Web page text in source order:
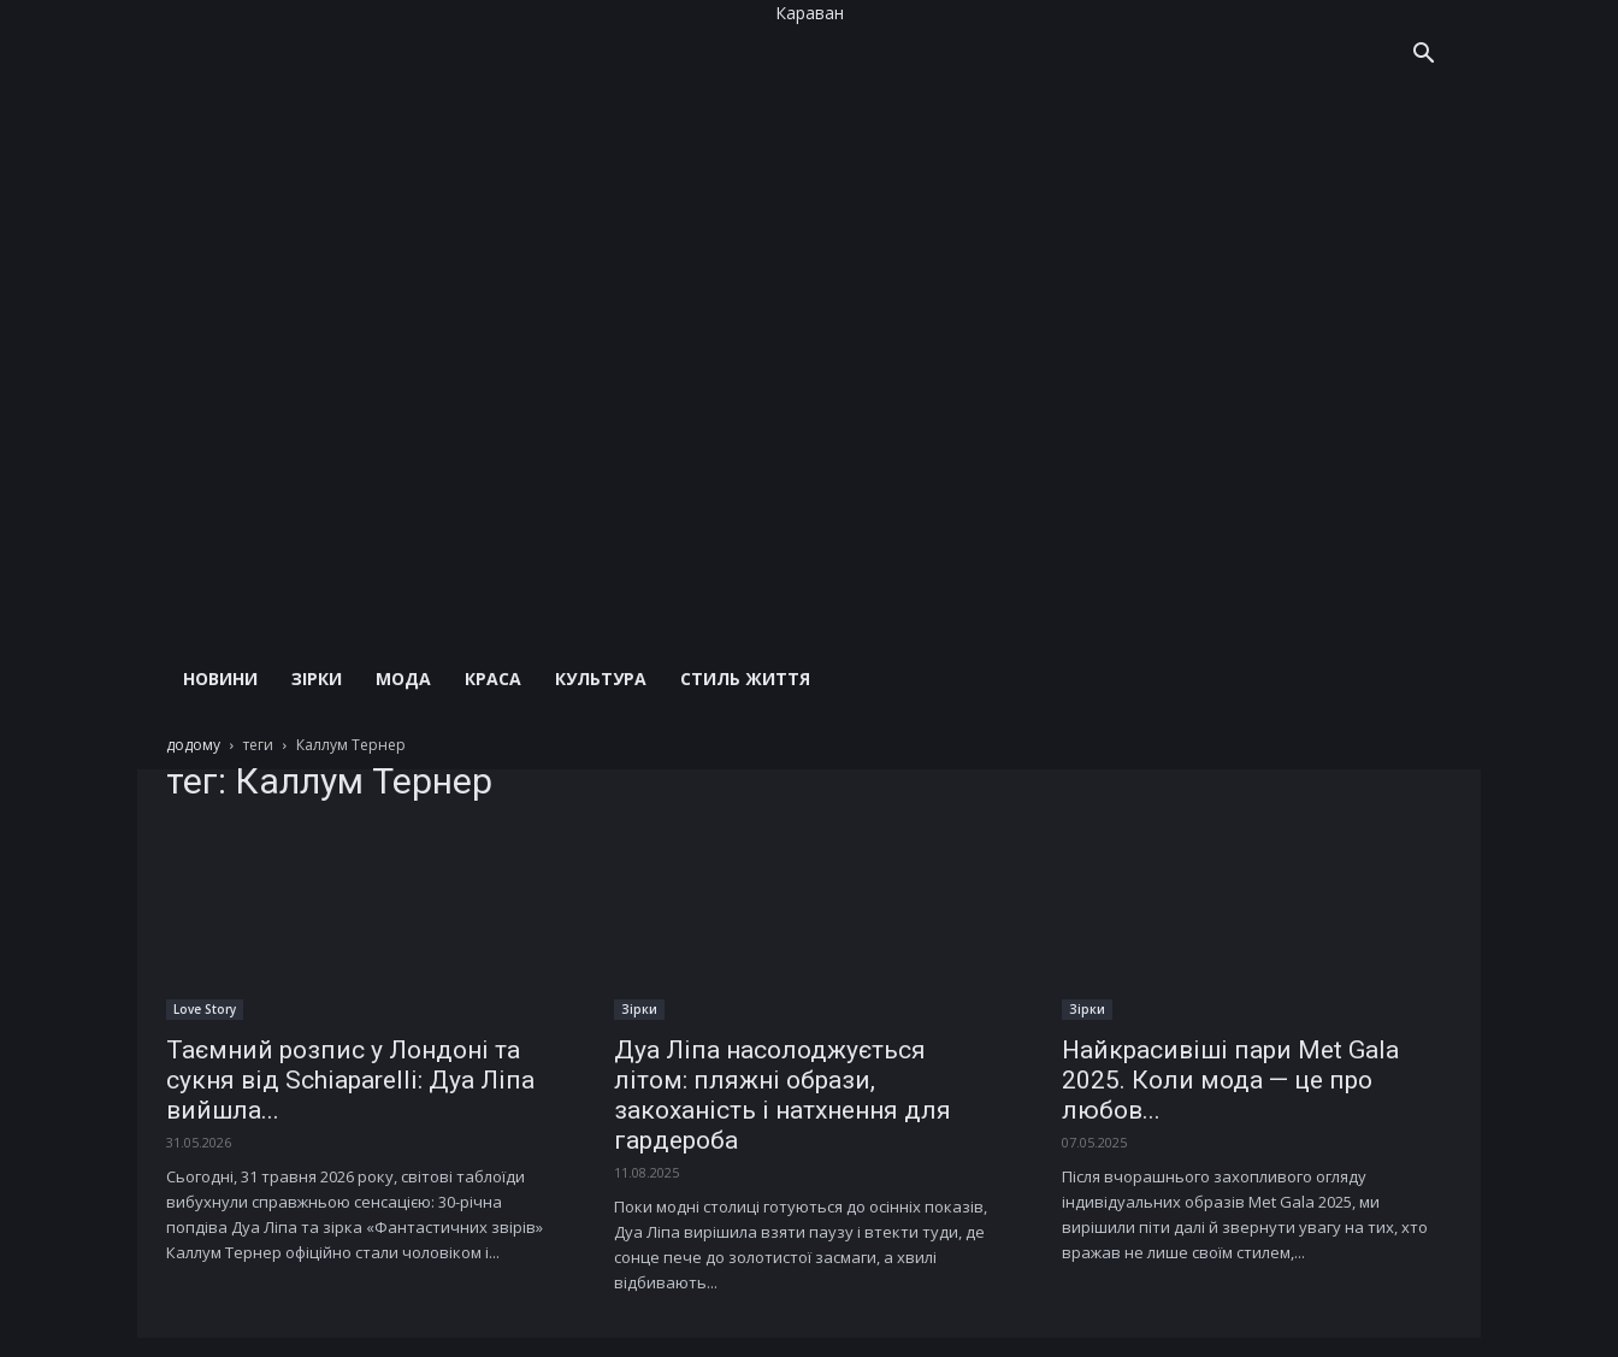
Караван
НОВИНИ ЗІРКИ МОДА КРАСА КУЛЬТУРА СТИЛЬ ЖИТТЯ
додому теги Каллум Тернер
тег: Каллум Тернер
Love Story
Таємний розпис у Лондоні та
сукня від Schiaparelli: Дуа Ліпа
вийшла...
31.05.2026
Сьогодні, 31 травня 2026 року, світові таблоїди
вибухнули справжньою сенсацією: 30-річна
попдіва Дуа Ліпа та зірка «Фантастичних звірів»
Каллум Тернер офіційно стали чоловіком і...
Зірки
Дуа Ліпа насолоджується
літом: пляжні образи,
закоханість і натхнення для
гардероба
11.08.2025
Поки модні столиці готуються до осінніх показів,
Дуа Ліпа вирішила взяти паузу і втекти туди, де
сонце пече до золотистої засмаги, а хвилі
відбивають...
Зірки
Найкрасивіші пари Met Gala
2025. Коли мода — це про
любов...
07.05.2025
Після вчорашнього захопливого огляду
індивідуальних образів Met Gala 2025, ми
вирішили піти далі й звернути увагу на тих, хто
вражав не лише своїм стилем,...